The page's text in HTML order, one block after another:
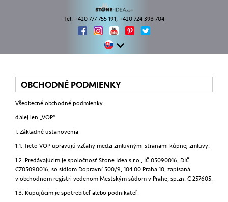
Tel. +420 777 755 191, +420 724 393 704
OBCHODNÉ PODMIENKY
Všeobecné obchodné podmienky
ďalej len „VOP“
I. Základné ustanovenia
1.1. Tieto VOP upravujú vzťahy medzi zmluvnými stranami kúpnej zmluvy.
1.2. Predávajúcim je spoločnosť Stone Idea s.r.o., IČ:05090016, DIČ
CZ05090016, so sídlom Dopravní 500/9, 104 00 Praha 10, zapísaná
v obchodnom registri vedenom Mestským súdom v Prahe, sp.zn. C 257605.
1.3. Kupujúcim je spotrebiteľ alebo podnikateľ.